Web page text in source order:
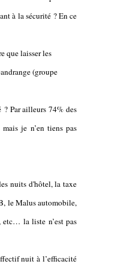
à la sécurité ? En ce
que laisser les
(groupe
Par ailleurs 74% des
je n’en tiens pas
nuits d'hôtel, la taxe
le Malus automobile,
etc… la liste n’est pas
nuit à l’efficacité